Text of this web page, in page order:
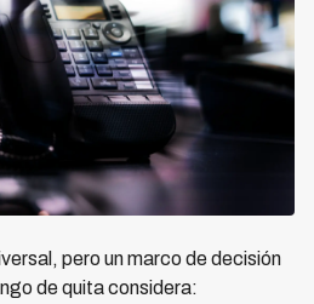
pero un marco de decisión
de quita considera: